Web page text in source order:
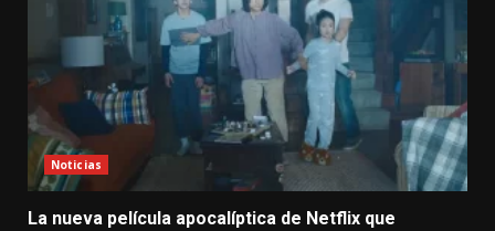
Noticias
La nueva película apocalíptica de Netflix que